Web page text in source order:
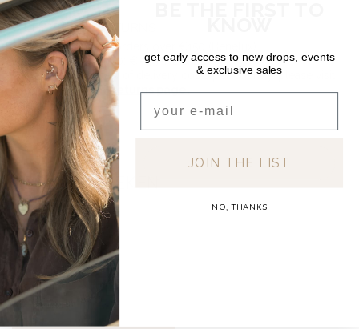
SHIPPING & RETURNS
Free shipping on orders over €150 (Benelux)
Orders under €150: €5.95 (NL & BE)
For a full overview of delivery costs per country, please visit
ourShipping & Returns page.
RECENT BEKEKEN
get early access to new drops, events
& exclusive sales
JOIN THE LIST
NO, THANKS